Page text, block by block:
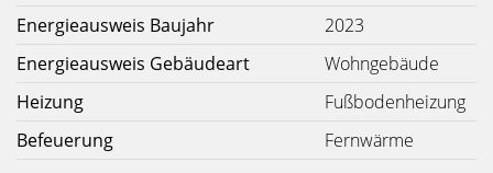
Energieausweis Baujahr
2023
Energieausweis Gebäudeart
Wohngebäude
Heizung
Fußbodenheizung
Befeuerung
Fernwärme